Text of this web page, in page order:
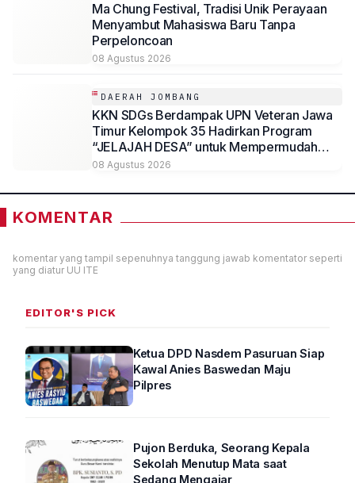
Ma Chung Festival, Tradisi Unik Perayaan
Menyambut Mahasiswa Baru Tanpa
Perpeloncoan
08 Agustus 2026
DAERAH JOMBANG
KKN SDGs Berdampak UPN Veteran Jawa
Timur Kelompok 35 Hadirkan Program
“JELAJAH DESA” untuk Mempermudah
Akses Informasi Desa Sambirejo
08 Agustus 2026
KOMENTAR
komentar yang tampil sepenuhnya tanggung jawab komentator seperti
yang diatur UU ITE
EDITOR'S PICK
Ketua DPD Nasdem Pasuruan Siap
Kawal Anies Baswedan Maju
Pilpres
Pujon Berduka, Seorang Kepala
Sekolah Menutup Mata saat
Sedang Mengajar